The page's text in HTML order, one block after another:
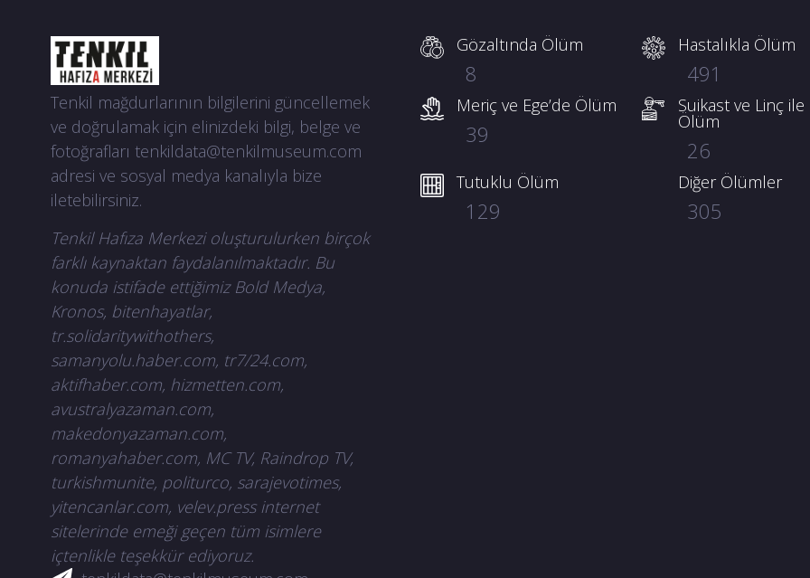
Tenkil mağdurlarının bilgilerini güncellemek
ve doğrulamak için elinizdeki bilgi, belge ve
fotoğrafları tenkildata@tenkilmuseum.com
adresi ve sosyal medya kanalıyla bize
iletebilirsiniz.
Tenkil Hafıza Merkezi oluşturulurken birçok
farklı kaynaktan faydalanılmaktadır. Bu
konuda istifade ettiğimiz Bold Medya,
Kronos, bitenhayatlar,
tr.solidaritywithothers,
samanyolu.haber.com, tr7/24.com,
aktifhaber.com, hizmetten.com,
avustralyazaman.com,
makedonyazaman.com,
romanyahaber.com, MC TV, Raindrop TV,
turkishmunite, politurco, sarajevotimes,
yitencanlar.com, velev.press internet
sitelerinde emeği geçen tüm isimlere
içtenlikle teşekkür ediyoruz.
Gözaltında Ölüm
8
Hastalıkla Ölüm
491
Meriç ve Ege’de Ölüm
39
Suikast ve Linç ile
Ölüm
26
Tutuklu Ölüm
129
Diğer Ölümler
305